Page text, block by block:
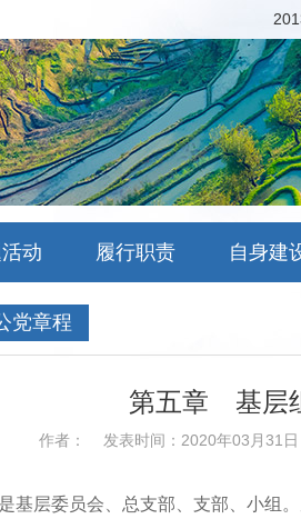
动 履行职责 自身建
党章程
第五章 基层
作者： 发表时间：2020年03月31日
层委员会、总支部、支部、小组。